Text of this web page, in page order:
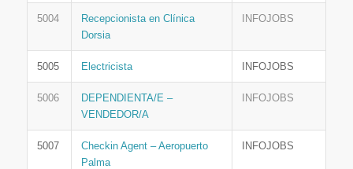
5004
Recepcionista en Clínica
Dorsia
INFOJOBS
5005 Electricista INFOJOBS
5006
DEPENDIENTA/E –
VENDEDOR/A
INFOJOBS
5007
Checkin Agent – Aeropuerto
Palma
INFOJOBS